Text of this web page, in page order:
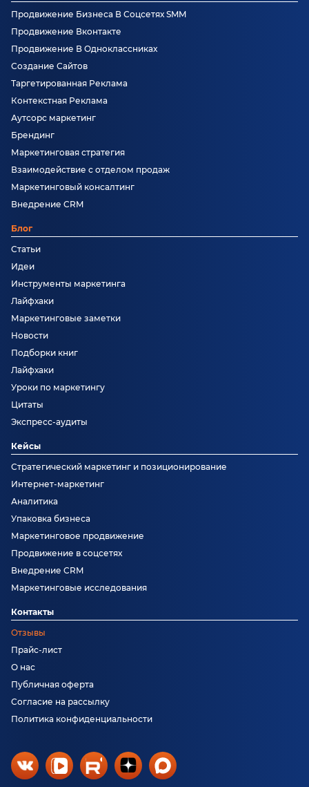
Продвижение Бизнеса В Соцсетях SMM
Продвижение Вконтакте
Продвижение В Одноклассниках
Создание Сайтов
Таргетированная Реклама
Контекстная Реклама
Аутсорс маркетинг
Брендинг
Маркетинговая стратегия
Взаимодействие с отделом продаж
Маркетинговый консалтинг
Внедрение CRM
Блог
Статьи
Идеи
Инструменты маркетинга
Лайфхаки
Маркетинговые заметки
Новости
Подборки книг
Лайфхаки
Уроки по маркетингу
Цитаты
Экспресс-аудиты
Кейсы
Стратегический маркетинг и позиционирование
Интернет-маркетинг
Аналитика
Упаковка бизнеса
Маркетинговое продвижение
Продвижение в соцсетях
Внедрение CRM
Маркетинговые исследования
Контакты
Отзывы
Прайс-лист
О нас
Публичная оферта
Согласие на рассылку
Политика конфиденциальности